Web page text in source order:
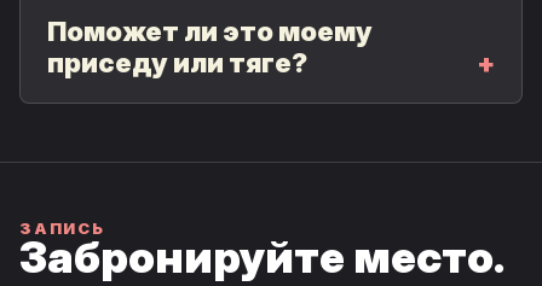
Поможет ли это моему
приседу или тяге?
ЗАПИСЬ
Забронируйте место.